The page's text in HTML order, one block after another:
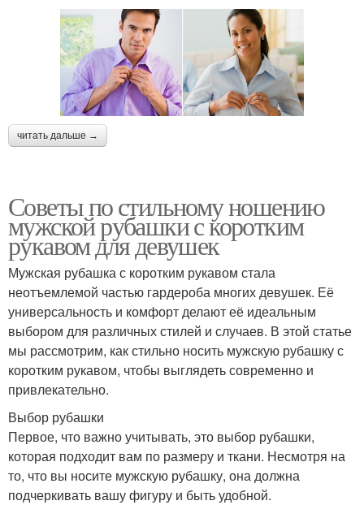
читать дальше →
Советы по стильному ношению
мужской рубашки с коротким
рукавом для девушек
Мужская рубашка с коротким рукавом стала
неотъемлемой частью гардероба многих девушек. Её
универсальность и комфорт делают её идеальным
выбором для различных стилей и случаев. В этой статье
мы рассмотрим, как стильно носить мужскую рубашку с
коротким рукавом, чтобы выглядеть современно и
привлекательно.
Выбор рубашки
Первое, что важно учитывать, это выбор рубашки,
которая подходит вам по размеру и ткани. Несмотря на
то, что вы носите мужскую рубашку, она должна
подчеркивать вашу фигуру и быть удобной.